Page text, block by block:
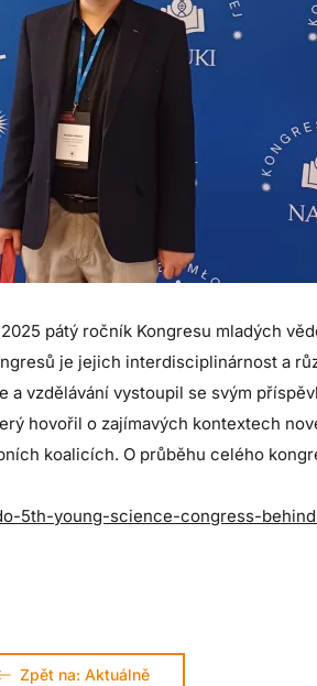
pátý ročník Kongresu mladých
je jejich interdisciplinárnost a
vzdělávání vystoupil se svým
hovořil o zajímavých kontextech
koalicích. O průběhu celého
5th-young-science-congress-
Zpět na: Aktuálně